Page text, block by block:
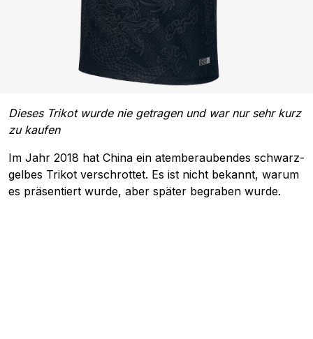
Dieses Trikot wurde nie getragen und war nur sehr kurz
zu kaufen
Im Jahr 2018 hat China ein atemberaubendes schwarz-
gelbes Trikot verschrottet. Es ist nicht bekannt, warum
es präsentiert wurde, aber später begraben wurde.